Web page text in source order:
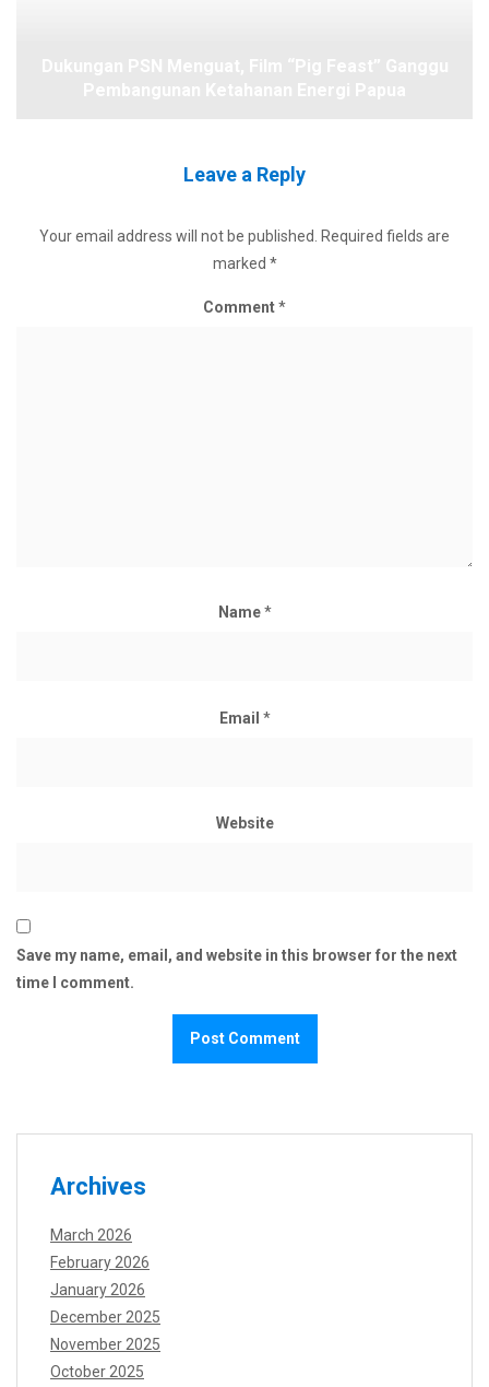
Leave a Reply
Your email address will not be published. Required fields are
marked *
Comment*
Name*
Email *
Website
Save my name, email, and website in this browser for the next
time I comment.
Archives
March 2026
February 2026
January 2026
December 2025
November 2025
October 2025